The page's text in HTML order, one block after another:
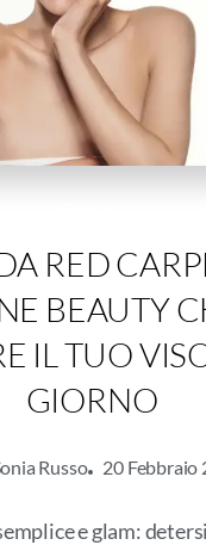
RED
BEAUTY
IL TUO
GIORNO
Russo 20 Febbraio
e glam: